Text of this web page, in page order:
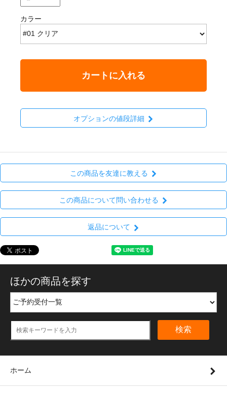
カラー
カートに入れる
オプションの値段詳細
この商品を友達に教える
この商品について問い合わせる
返品について
ほかの商品を探す
検索
ホーム